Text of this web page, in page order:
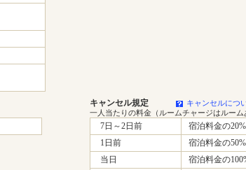
キャンセル規定
キャンセルにつ
一人当たりの料金（ルームチャージはルーム
7日～2日前
宿泊料金の20%
1日前
宿泊料金の50%
当日
宿泊料金の